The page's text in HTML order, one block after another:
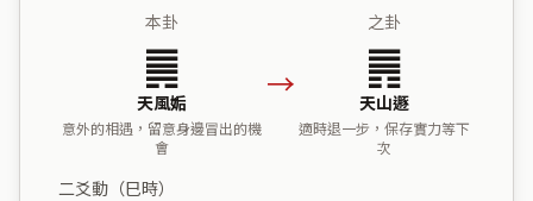
本卦
䷫
天風姤
意外的相遇，留意身邊冒出的機
會
→
之卦
䷠
天山遯
適時退一步，保存實力等下
次
二爻動（巳時）